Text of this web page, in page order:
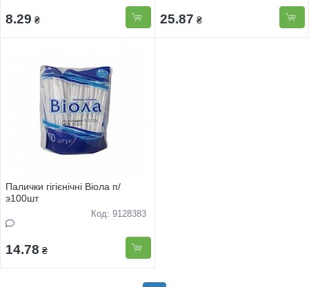
8.29 ₴ 25.87 ₴
Палички гігієнічні Biола п/
э100шт
Код: 9128383
14.78 ₴